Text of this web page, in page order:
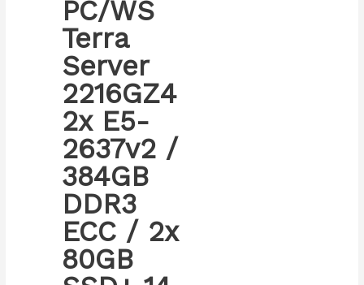
PC/WS
Terra
Server
2216GZ4
2x E5-
2637v2 /
384GB
DDR3
ECC / 2x
80GB